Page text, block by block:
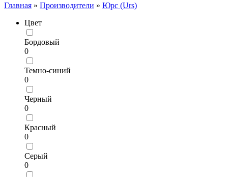
Главная » Производители » Юрс (Urs)
Цвет
Бордовый
0
Темно-синий
0
Черный
0
Красный
0
Серый
0